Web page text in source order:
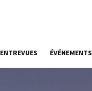
ENTREVUES ÉVÉNEMENTS